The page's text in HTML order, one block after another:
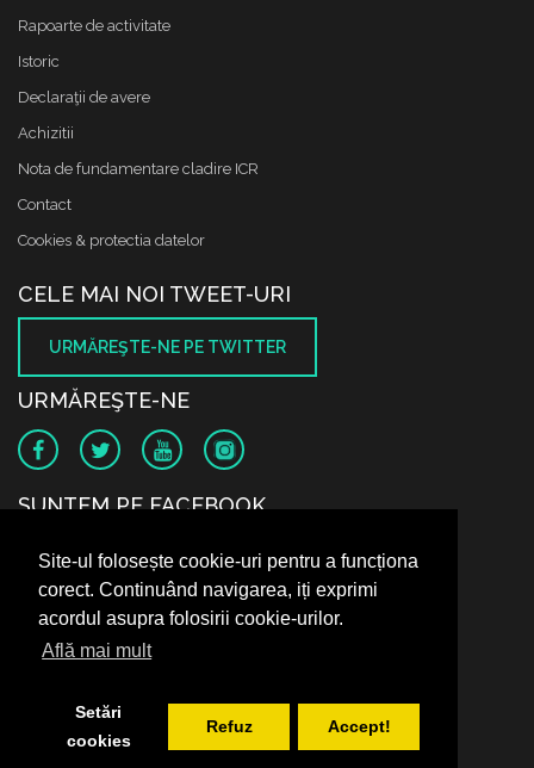
Site-ul folosește cookie-uri pentru a funcționa
corect. Continuând navigarea, iți exprimi
acordul asupra folosirii cookie-urilor.
Află mai mult
Setări
cookies
Refuz Accept!
Rapoarte de activitate
Istoric
Declaraţii de avere
Achizitii
Nota de fundamentare cladire ICR
Contact
Cookies & protectia datelor
CELE MAI NOI TWEET-URI
URMĂREŞTE-NE PE TWITTER
URMĂREŞTE-NE
SUNTEM PE FACEBOOK